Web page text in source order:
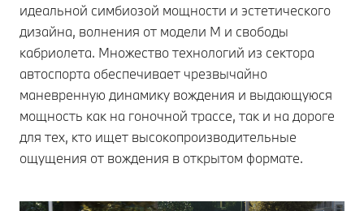
идеальной симбиозой мощности и эстетического
дизайна, волнения от модели M и свободы
кабриолета. Множество технологий из сектора
автоспорта обеспечивает чрезвычайно
маневренную динамику вождения и выдающуюся
мощность как на гоночной трассе, так и на дороге
для тех, кто ищет высокопроизводительные
ощущения от вождения в открытом формате.